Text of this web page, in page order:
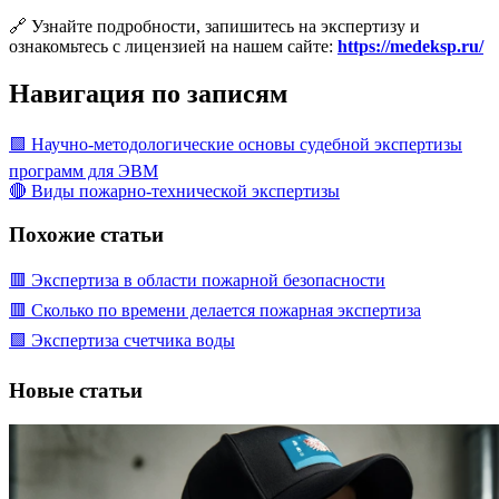
🔗 Узнайте подробности, запишитесь на экспертизу и
ознакомьтесь с лицензией на нашем сайте: https://medeksp.ru/
Навигация по записям
🟩 Научно-методологические основы судебной экспертизы
программ для ЭВМ
🔴 Виды пожарно-технической экспертизы
Похожие статьи
🟥 Экспертиза в области пожарной безопасности
🟥 Сколько по времени делается пожарная экспертиза
🟩 Экспертиза счетчика воды
Новые статьи